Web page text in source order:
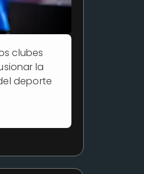
clubes
la
deporte